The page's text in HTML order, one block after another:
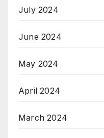
July 2024
June 2024
May 2024
April 2024
March 2024